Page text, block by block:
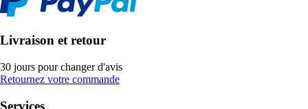
Livraison et retour
30 jours pour changer d'avis
Retournez votre commande
Services